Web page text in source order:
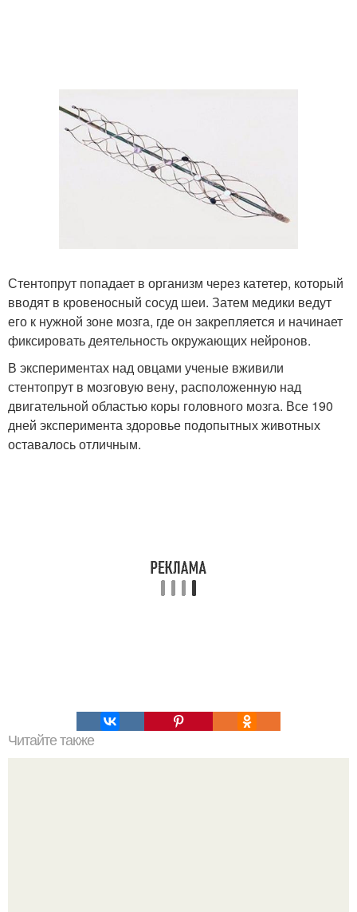
Стентопрут попадает в организм через катетер, который
вводят в кровеносный сосуд шеи. Затем медики ведут
его к нужной зоне мозга, где он закрепляется и начинает
фиксировать деятельность окружающих нейронов.
В экспериментах над овцами ученые вживили
стентопрут в мозговую вену, расположенную над
двигательной областью коры головного мозга. Все 190
дней эксперимента здоровье подопытных животных
оставалось отличным.
Читайте также